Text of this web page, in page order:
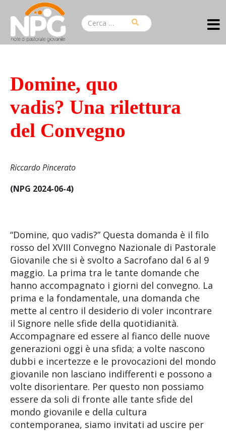
Domine, quo
vadis? Una rilettura
del Convegno
Riccardo Pincerato
(NPG 2024-06-4)
“Domine, quo vadis?” Questa domanda è il filo
rosso del XVIII Convegno Nazionale di Pastorale
Giovanile che si è svolto a Sacrofano dal 6 al 9
maggio. La prima tra le tante domande che
hanno accompagnato i giorni del convegno. La
prima e la fondamentale, una domanda che
mette al centro il desiderio di voler incontrare
il Signore nelle sfide della quotidianità.
Accompagnare ed essere al fianco delle nuove
generazioni oggi è una sfida; a volte nascono
dubbi e incertezze e le provocazioni del mondo
giovanile non lasciano indifferenti e possono a
volte disorientare. Per questo non possiamo
essere da soli di fronte alle tante sfide del
mondo giovanile e della cultura
contemporanea, siamo invitati ad uscire per